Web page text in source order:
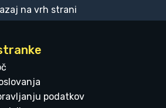
na vrh strani
podatkov